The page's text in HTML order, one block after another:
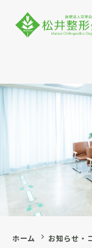
ホーム お知らせ・